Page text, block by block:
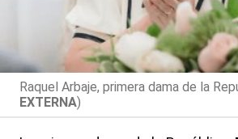
Raquel Arbaje, primera dama de la
EXTERNA)